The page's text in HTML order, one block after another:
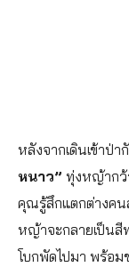
หลังจากเดินเข้าป่
หนาว” ทุ่งหญ้ากว้
คุณรู้สึกแตกต่างคน
หญ้าจะกลายเป็นสี
โบกพัดไปมา พร้อม